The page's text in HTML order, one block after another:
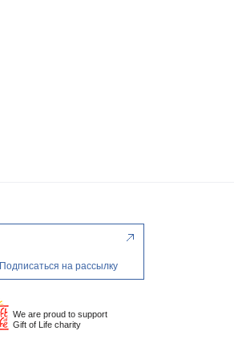
Подписаться на рассылку
We are proud to support
Gift of Life charity